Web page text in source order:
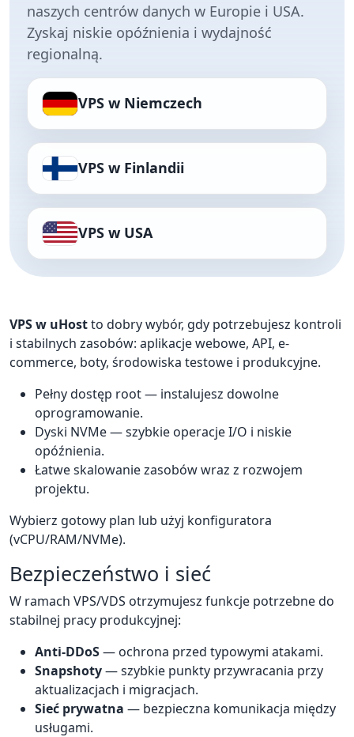
naszych centrów danych w Europie i USA.
Zyskaj niskie opóźnienia i wydajność
regionalną.
VPS w Niemczech
VPS w Finlandii
VPS w USA
VPS w uHostto dobry wybór, gdy potrzebujesz kontroli
i stabilnych zasobów: aplikacje webowe, API, e-
commerce, boty, środowiska testowe i produkcyjne.
Pełny dostęp root — instalujesz dowolne
oprogramowanie.
Dyski NVMe — szybkie operacje I/O i niskie
opóźnienia.
Łatwe skalowanie zasobów wraz z rozwojem
projektu.
Wybierz gotowy plan lub użyj konfiguratora
(vCPU/RAM/NVMe).
Bezpieczeństwo i sieć
W ramach VPS/VDS otrzymujesz funkcje potrzebne do
stabilnej pracy produkcyjnej:
Anti-DDoS— ochrona przed typowymi atakami.
Snapshoty— szybkie punkty przywracania przy
aktualizacjach i migracjach.
Sieć prywatna — bezpieczna komunikacja między
usługami.